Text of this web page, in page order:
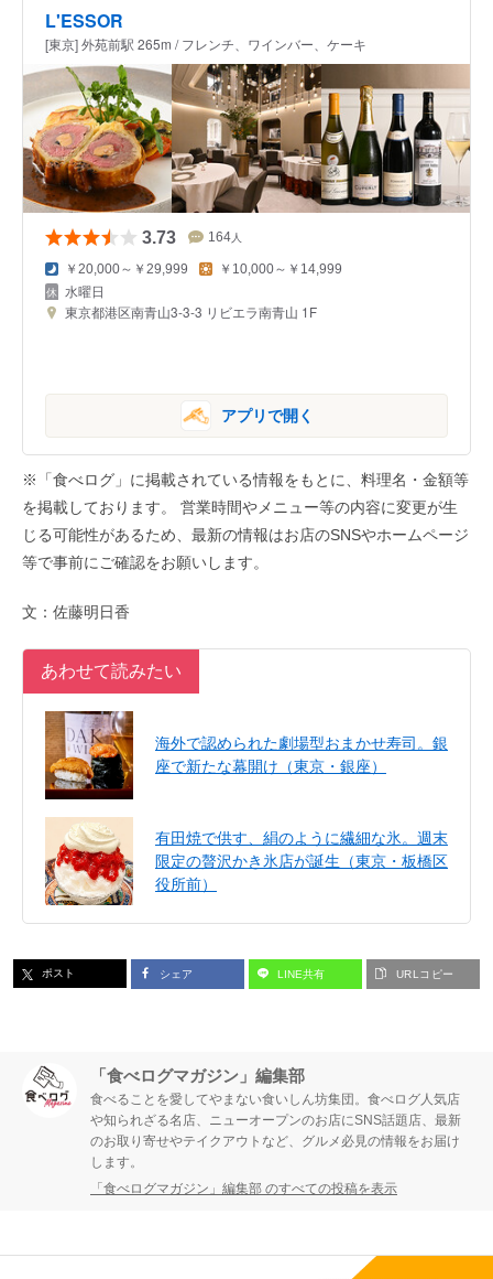
L'ESSOR
[東京] 外苑前駅 265m / フレンチ、ワインバー、ケーキ
3.73 164 人
￥20,000～￥29,999 ￥10,000～￥14,999
水曜日
東京都港区南青山3-3-3 リビエラ南青山 1F
アプリで開く
※「食べログ」に掲載されている情報をもとに、料理名・金額等
を掲載しております。 営業時間やメニュー等の内容に変更が生
じる可能性があるため、最新の情報はお店のSNSやホームページ
等で事前にご確認をお願いします。
文：佐藤明日香
あわせて読みたい
海外で認められた劇場型おまかせ寿司。銀
座で新たな幕開け（東京・銀座）
有田焼で供す、絹のように繊細な氷。週末
限定の贅沢かき氷店が誕生（東京・板橋区
役所前）
ポスト シェア LINE共有 URLコピー
「食べログマガジン」編集部
食べることを愛してやまない食いしん坊集団。食べログ人気店
や知られざる名店、ニューオープンのお店にSNS話題店、最新
のお取り寄せやテイクアウトなど、グルメ必見の情報をお届け
します。
「食べログマガジン」編集部 のすべての投稿を表示